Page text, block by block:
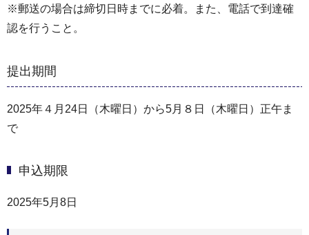
※郵送の場合は締切日時までに必着。また、電話で到達確
認を行うこと。
提出期間
2025年４月24日（木曜日）から5月８日（木曜日）正午ま
で
申込期限
2025年5月8日